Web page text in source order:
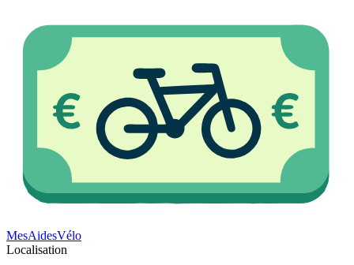
MesAidesVélo
Localisation